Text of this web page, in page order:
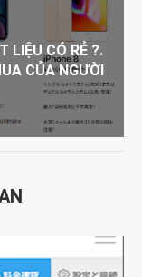
LIỆU CÓ RẺ ?.
CỦA NGƯỜI